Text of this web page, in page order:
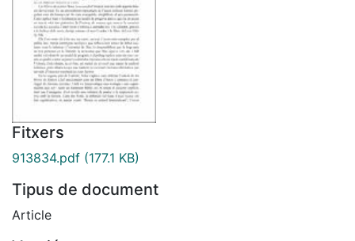
Fitxers
913834.pdf (177.1 KB)
Tipus de document
Article